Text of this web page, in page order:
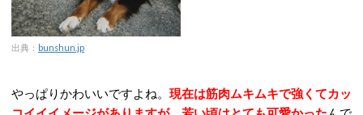
出典： bunshun.jp
やっぱりかわいいですよね。 現在は筋肉ムキムキで強くてカッ